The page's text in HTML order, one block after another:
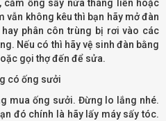
cắm ống sấy nửa tháng liền hoặc
vẫn không kêu thì bạn hãy mở đàn
phân côn trùng bị rơi vào các
Nếu có thì hãy vệ sinh đàn bằng
gọi thợ đến để sửa.
có ống sưởi
mua ống sưởi. Đừng lo lắng nhé.
đó chính là hãy lấy máy sấy tóc.